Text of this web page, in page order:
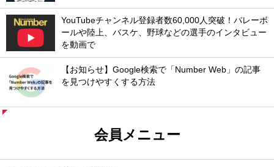
YouTubeチャンネル登録者数60,000人突破！バレーボ
ールや陸上、バスケ、野球などの選手のインタビュー
を動画で
【お知らせ】Google検索で「Number Web」の記事
を見つけやすくする方法
会員メニュー